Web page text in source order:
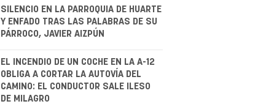
SILENCIO EN LA PARROQUIA DE HUARTE
Y ENFADO TRAS LAS PALABRAS DE SU
PÁRROCO, JAVIER AIZPÚN
EL INCENDIO DE UN COCHE EN LA A-12
OBLIGA A CORTAR LA AUTOVÍA DEL
CAMINO: EL CONDUCTOR SALE ILESO
DE MILAGRO